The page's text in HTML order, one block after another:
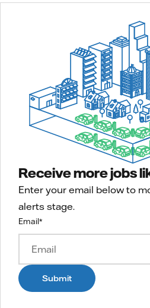
Receive more jobs
Enter your email below to
alerts stage.
Email*
Submit